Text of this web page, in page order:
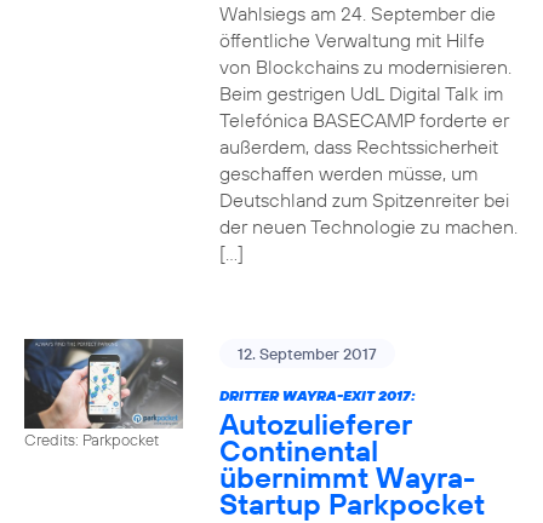
Wahlsiegs am 24. September die
öffentliche Verwaltung mit Hilfe
von Blockchains zu modernisieren.
Beim gestrigen UdL Digital Talk im
Telefónica BASECAMP forderte er
außerdem, dass Rechtssicherheit
geschaffen werden müsse, um
Deutschland zum Spitzenreiter bei
der neuen Technologie zu machen.
[…]
Credits: Parkpocket
12. September 2017
DRITTER WAYRA-EXIT 2017:
Autozulieferer
Continental
übernimmt Wayra-
Startup Parkpocket